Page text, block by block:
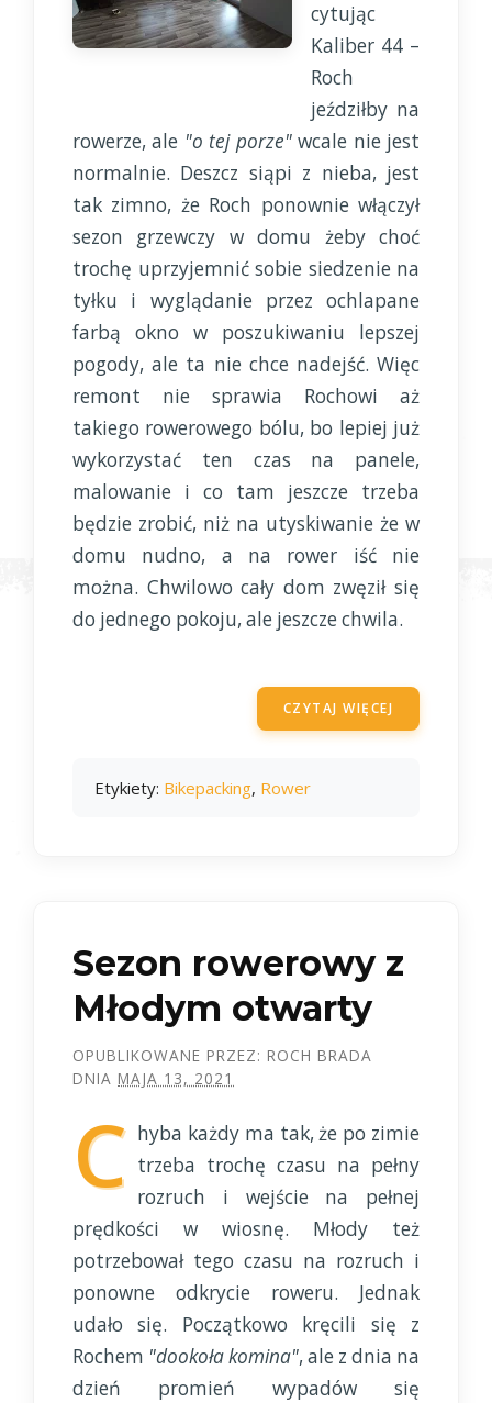
cytując
Kaliber 44 –
Roch
jeździłby na
rowerze, ale "o tej porze"wcale nie jest
normalnie. Deszcz siąpi z nieba, jest
tak zimno, że Roch ponownie włączył
sezon grzewczy w domu żeby choć
trochę uprzyjemnić sobie siedzenie na
tyłku i wyglądanie przez ochlapane
farbą okno w poszukiwaniu lepszej
pogody, ale ta nie chce nadejść. Więc
remont nie sprawia Rochowi aż
takiego rowerowego bólu, bo lepiej już
wykorzystać ten czas na panele,
malowanie i co tam jeszcze trzeba
będzie zrobić, niż na utyskiwanie że w
domu nudno, a na rower iść nie
można. Chwilowo cały dom zwęził się
do jednego pokoju, ale jeszcze chwila.
CZYTAJ WIĘCEJ
Etykiety: Bikepacking, Rower
Sezon rowerowy z
Młodym otwarty
OPUBLIKOWANE PRZEZ: ROCH BRADA
DNIA MAJA 13, 2021
C hyba każdy ma tak, że po zimie
trzeba trochę czasu na pełny
rozruch i wejście na pełnej
prędkości w wiosnę. Młody też
potrzebował tego czasu na rozruch i
ponowne odkrycie roweru. Jednak
udało się. Początkowo kręcili się z
Rochem "dookoła komina", ale z dnia na
dzień promień wypadów się